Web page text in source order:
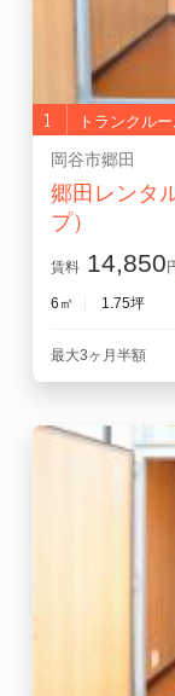
1 トランクル
岡谷市郷田
郷田レンタ
プ）
賃料 14,850
6㎡ 1.75坪
最大3ヶ月半額